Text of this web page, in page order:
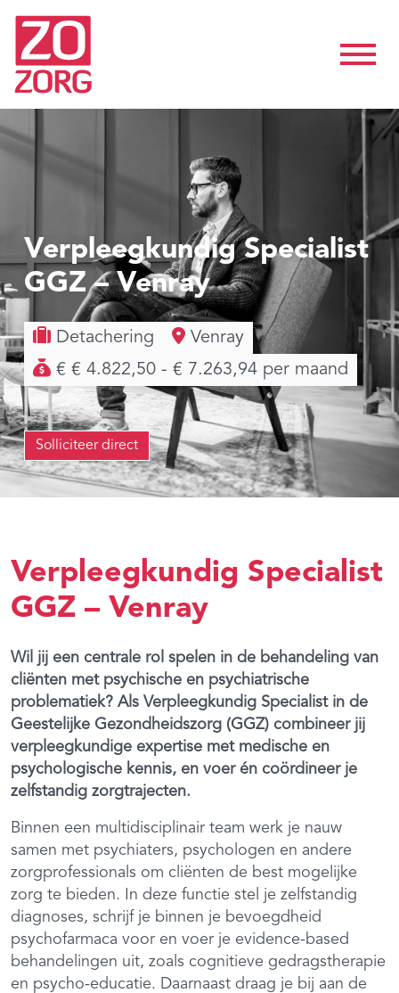
Verpleegkundig Specialist
GGZ – Venray
Detachering
Venray
€ € 4.822,50 - € 7.263,94 per maand
Solliciteer direct
Verpleegkundig Specialist
GGZ – Venray
Wil jij een centrale rol spelen in de behandeling van
cliënten met psychische en psychiatrische
problematiek? Als Verpleegkundig Specialist in de
Geestelijke Gezondheidszorg (GGZ) combineer jij
verpleegkundige expertise met medische en
psychologische kennis, en voer én coördineer je
zelfstandig zorgtrajecten.
Binnen een multidisciplinair team werk je nauw
samen met psychiaters, psychologen en andere
zorgprofessionals om cliënten de best mogelijke
zorg te bieden. In deze functie stel je zelfstandig
diagnoses, schrijf je binnen je bevoegdheid
psychofarmaca voor en voer je evidence-based
behandelingen uit, zoals cognitieve gedragstherapie
en psycho-educatie. Daarnaast draag je bij aan de